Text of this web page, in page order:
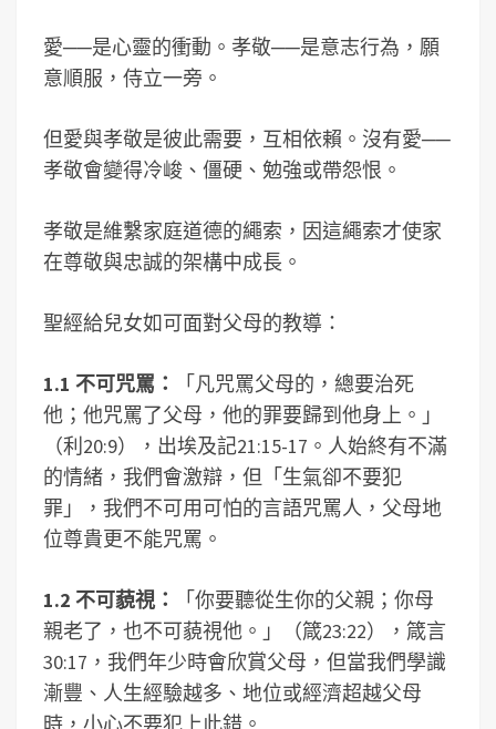
愛──是心靈的衝動。孝敬──是意志行為，願
意順服，侍立一旁。
但愛與孝敬是彼此需要，互相依賴。沒有愛──
孝敬會變得冷峻、僵硬、勉強或帶怨恨。
孝敬是維繫家庭道德的繩索，因這繩索才使家
在尊敬與忠誠的架構中成長。
聖經給兒女如可面對父母的教導：
1.1 不可咒罵：
「凡咒罵父母的，總要治死
他；他咒罵了父母，他的罪要歸到他身上。」
（利20:9），出埃及記21:15-17。人始終有不滿
的情緒，我們會激辯，但「生氣卻不要犯
罪」，我們不可用可怕的言語咒罵人，父母地
位尊貴更不能咒罵。
1.2 不可藐視：
「你要聽從生你的父親；你母
親老了，也不可藐視他。」（箴23:22），箴言
30:17，我們年少時會欣賞父母，但當我們學識
漸豐、人生經驗越多、地位或經濟超越父母